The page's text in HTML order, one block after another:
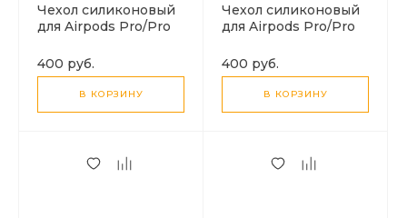
Чехол силиконовый
для Airpods Pro/Pro
фиолетовый с
карабином
400 руб.
В КОРЗИНУ
Чехол силиконовый
для Airpods Pro/Pro
карабином
400 руб.
В КОРЗИНУ